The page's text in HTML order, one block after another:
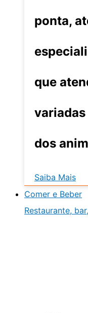
ponta,
que
dos
Saiba Mais
Comer e Beber
Restaurante,